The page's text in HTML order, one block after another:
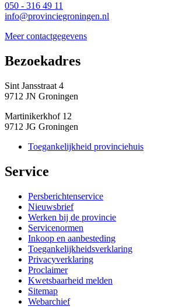
050 - 316 49 11
info@provinciegroningen.nl
Meer contactgegevens
Bezoekadres
Sint Jansstraat 4
9712 JN Groningen
Martinikerkhof 12
9712 JG Groningen
Toegankelijkheid provinciehuis
Service
Persberichtenservice
Nieuwsbrief
Werken bij de provincie
Servicenormen
Inkoop en aanbesteding
Toegankelijkheidsverklaring
Privacyverklaring
Proclaimer
Kwetsbaarheid melden
Sitemap
Webarchief